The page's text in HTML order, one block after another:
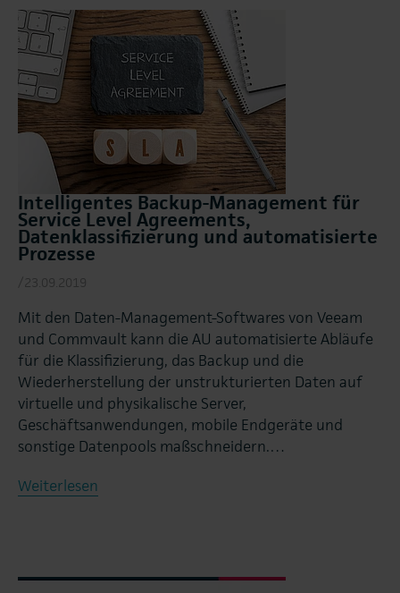
Intelligentes Backup-Management für
Service Level Agreements,
Datenklassifizierung und automatisierte
Prozesse
/23.09.2019
Mit den Daten-Management-Softwares von Veeam
und Commvault kann die AU automatisierte Abläufe
für die Klassifizierung, das Backup und die
Wiederherstellung der unstrukturierten Daten auf
virtuelle und physikalische Server,
Geschäftsanwendungen, mobile Endgeräte und
sonstige Datenpools maßschneidern.…
Weiterlesen